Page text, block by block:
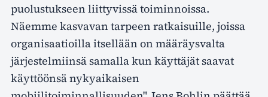
puolustukseen liittyvissä toiminnoissa.
Näemme kasvavan tarpeen ratkaisuille, joissa
organisaatioilla itsellään on määräysvalta
järjestelmiinsä samalla kun käyttäjät saavat
käyttöönsä nykyaikaisen